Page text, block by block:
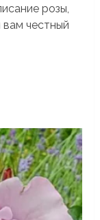
розы,
честный